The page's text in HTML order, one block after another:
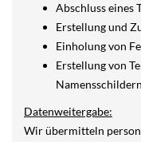
Abschluss eines
Erstellung und
Einholung von
Erstellung von
Datenweitergabe:
Wir übermitteln